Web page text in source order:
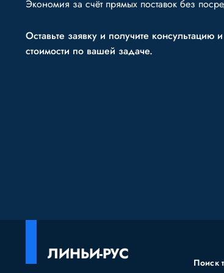
Экономия за счёт прямых поставок без
Оставьте заявку и получите консультацию
стоимости по вашей задаче.
ЛИНЬИ-РУС Поиск